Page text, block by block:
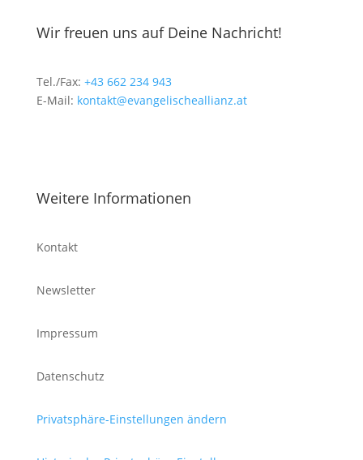
Wir freuen uns auf Deine Nachricht!
Tel./Fax: +43 662 234 943
E-Mail: kontakt@evangelischeallianz.at
Weitere Informationen
Kontakt
Newsletter
Impressum
Datenschutz
Privatsphäre-Einstellungen ändern